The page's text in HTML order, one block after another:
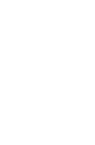
ejecutadas para atender
iniciadas, sanciones o
comerciantes y
de protección al
El Ministerio Público
gestión que adelante la
ejercicio y goce de los
sana convivencia en los
El pasado 31 de agosto el